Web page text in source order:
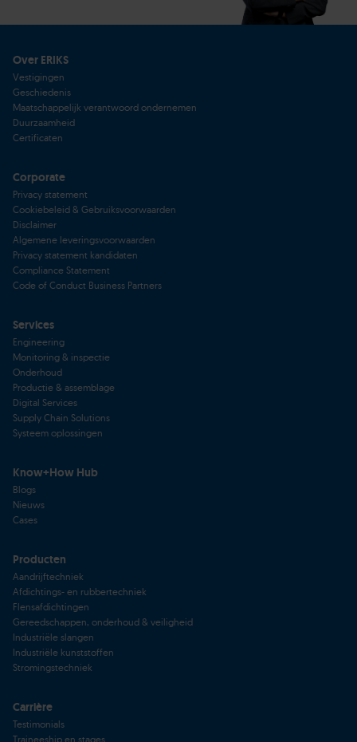
Over ERIKS
Vestigingen
Geschiedenis
Maatschappelijk verantwoord ondernemen
Duurzaamheid
Certificaten
Corporate
Privacy statement
Cookiebeleid & Gebruiksvoorwaarden
Disclaimer
Algemene leveringsvoorwaarden
Privacy statement kandidaten
Compliance Statement
Code of Conduct Business Partners
Services
Engineering
Monitoring & inspectie
Onderhoud
Productie & assemblage
Digital Services
Supply Chain Solutions
Systeem oplossingen
Know+How Hub
Blogs
Nieuws
Cases
Producten
Aandrijftechniek
Afdichtings- en rubbertechniek
Flensafdichtingen
Gereedschappen, onderhoud & veiligheid
Industriële slangen
Industriële kunststoffen
Stromingstechniek
Carrière
Testimonials
Traineeship en stages